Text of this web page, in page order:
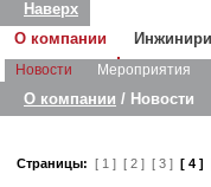
Наверх
О компании
Новости Мероприятия
О компании / Новости
Страницы: [ 1 ] [ 2 ] [ 3 ] [ 4 ]